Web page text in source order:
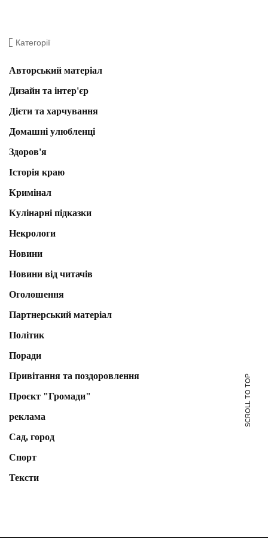
Категорії
Авторський матеріал
Дизайн та інтер'єр
Дієти та харчування
Домашні улюбленці
Здоров'я
Історія краю
Кримінал
Кулінарні підказки
Некрологи
Новини
Новини від читачів
Оголошення
Партнерський матеріал
Політик
Поради
Привітання та поздоровлення
Проєкт "Громади"
реклама
Сад, город
Спорт
Тексти
SCROLL TO TOP